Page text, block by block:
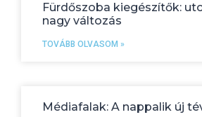
Fürdőszoba kiegészítők:
nagy változás
TOVÁBB OLVASOM »
Médiafalak: A nappalik új